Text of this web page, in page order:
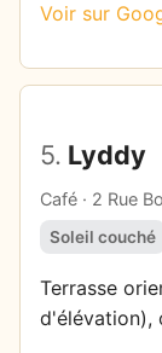
Voir sur
5. Lyddy
Café · 2 Rue
Soleil couché
Terrasse
d'élévation),